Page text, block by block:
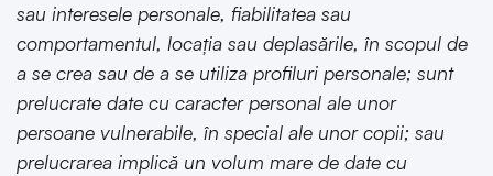
sau interesele personale, fiabilitatea sau
comportamentul, locaţia sau deplasările, în scopul de
a se crea sau de a se utiliza profiluri personale; sunt
prelucrate date cu caracter personal ale unor
persoane vulnerabile, în special ale unor copii; sau
prelucrarea implică un volum mare de date cu